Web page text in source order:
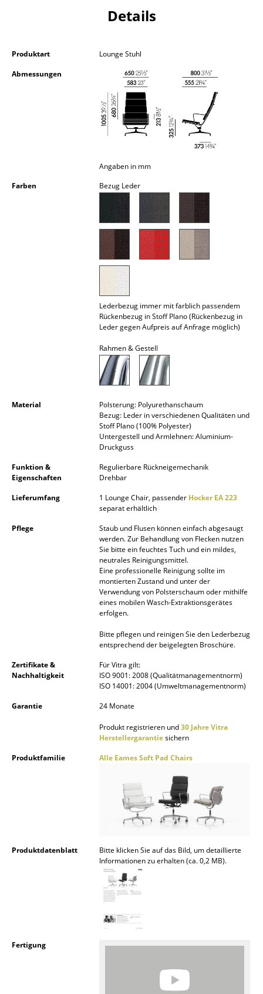
Hängeleuchten & Deckenleuchten
Tischleuchten
Schreibtischleuchten
Stehleuchten & Leseleuchten
Outdoor-Leuchten
Nachttische & Bettzubehör
... alle Betten
Spiegel
Figuren & Miniaturen
Vasen
Aufbewahrungsboxen
Teppiche
Schlafzimmer
Details
Produktart
Lounge Stuhl
Abmessungen
Angaben in mm
Farben
Bezug Leder
Lederbezug immer mit farblich passendem
Rückenbezug in Stoff Plano (Rückenbezug in
Leder gegen Aufpreis auf Anfrage möglich)
Rahmen & Gestell
Material
Polsterung: Polyurethanschaum
Bezug: Leder in verschiedenen Qualitäten und
Stoff Plano (100% Polyester)
Untergestell und Armlehnen: Aluminium-
Druckguss
Funktion &
Eigenschaften
Regulierbare Rückneigemechanik
Drehbar
Lieferumfang
1 Lounge Chair, passender Hocker EA 223
separat erhältlich
Pflege
Staub und Flusen können einfach abgesaugt
werden. Zur Behandlung von Flecken nutzen
Sie bitte ein feuchtes Tuch und ein mildes,
neutrales Reinigungsmittel.
Eine professionelle Reinigung sollte im
montierten Zustand und unter der
Verwendung von Polsterschaum oder mithilfe
eines mobilen Wasch-Extraktionsgerätes
erfolgen.
Bitte pflegen und reinigen Sie den Lederbezug
entsprechend der beigelegten Broschüre.
Zertifikate &
Nachhaltigkeit
Für Vitra gilt:
ISO 9001: 2008 (Qualitätmanagementnorm)
ISO 14001: 2004 (Umweltmanagementnorm)
Garantie
24 Monate
Produkt registrieren und30 Jahre Vitra
Herstellergarantiesichern
Produktfamilie
Alle Eames Soft Pad Chairs
Produktdatenblatt
Bitte klicken Sie auf das Bild, um detaillierte
Informationen zu erhalten (ca. 0,2 MB).
Fertigung